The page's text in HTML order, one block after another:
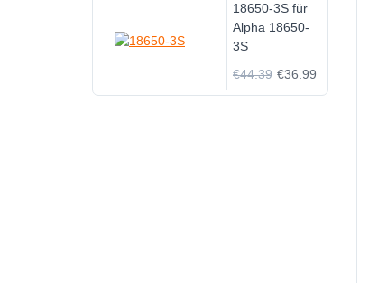
18650-3S für
Alpha 18650-
3S
€44.39 €36.99